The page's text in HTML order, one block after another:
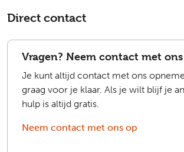
Direct contact
Vragen? Neem contact met
Je kunt altijd contact met ons
graag voor je klaar. Als je wilt blijf je
hulp is altijd gratis.
Neem contact met ons op